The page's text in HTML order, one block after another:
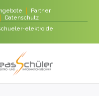
Partner
Datenschutz
elektro.de